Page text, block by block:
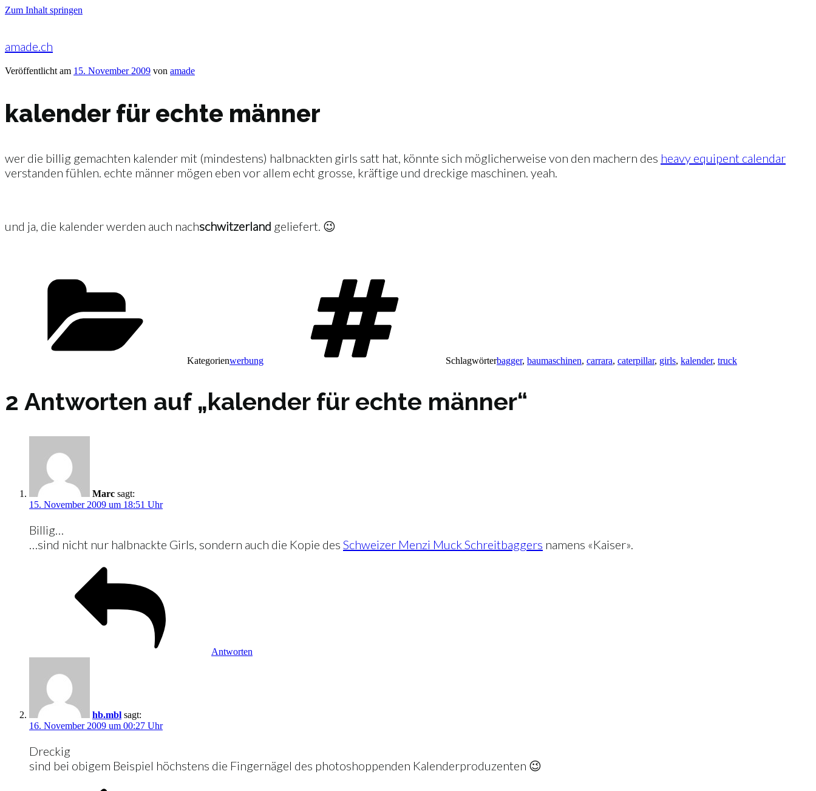
Zum Inhalt springen
amade.ch
Veröffentlicht am 15. November 2009 von amade
kalender für echte männer
wer die billig gemachten kalender mit (mindestens) halbnackten girls satt hat, könnte sich möglicherweise von den machern des heavy equipent calendar
verstanden fühlen. echte männer mögen eben vor allem echt grosse, kräftige und dreckige maschinen. yeah.
und ja, die kalender werden auch nachschwitzerland geliefert. 😉
Kategorienwerbung Schlagwörterbagger, baumaschinen, carrara, caterpillar, girls, kalender, truck
2 Antworten auf „kalender für echte männer“
Marc sagt:
15. November 2009 um 18:51 Uhr
Billig…
…sind nicht nur halbnackte Girls, sondern auch die Kopie des Schweizer Menzi Muck Schreitbaggers namens «Kaiser».
Antworten
hb.mbl sagt:
16. November 2009 um 00:27 Uhr
Dreckig
sind bei obigem Beispiel höchstens die Fingernägel des photoshoppenden Kalenderproduzenten 😉